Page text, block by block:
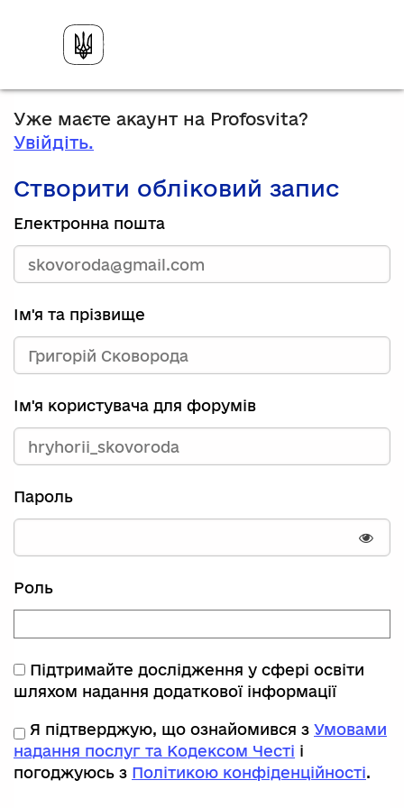
Уже маєте акаунт на Profosvita?
Увійдіть.
Створити обліковий запис
Електронна пошта
Ім'я та прізвище
Ім'я користувача для форумів
Пароль
Роль
Підтримайте дослідження у сфері освіти
шляхом надання додаткової інформації
Я підтверджую, що ознайомився з Умовами
надання послуг та Кодексом Честі і
погоджуюсь з Політикою конфіденційності.